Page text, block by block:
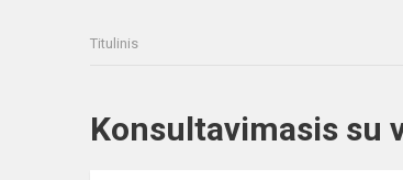
Titulinis
Konsultavimasis